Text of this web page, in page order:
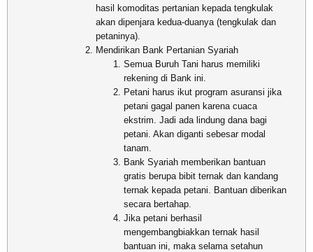
hasil komoditas pertanian kepada tengkulak
akan dipenjara kedua-duanya (tengkulak dan
petaninya).
Mendirikan Bank Pertanian Syariah
Semua Buruh Tani harus memiliki
rekening di Bank ini.
Petani harus ikut program asuransi jika
petani gagal panen karena cuaca
ekstrim. Jadi ada lindung dana bagi
petani. Akan diganti sebesar modal
tanam.
Bank Syariah memberikan bantuan
gratis berupa bibit ternak dan kandang
ternak kepada petani. Bantuan diberikan
secara bertahap.
Jika petani berhasil
mengembangbiakkan ternak hasil
bantuan ini, maka selama setahun